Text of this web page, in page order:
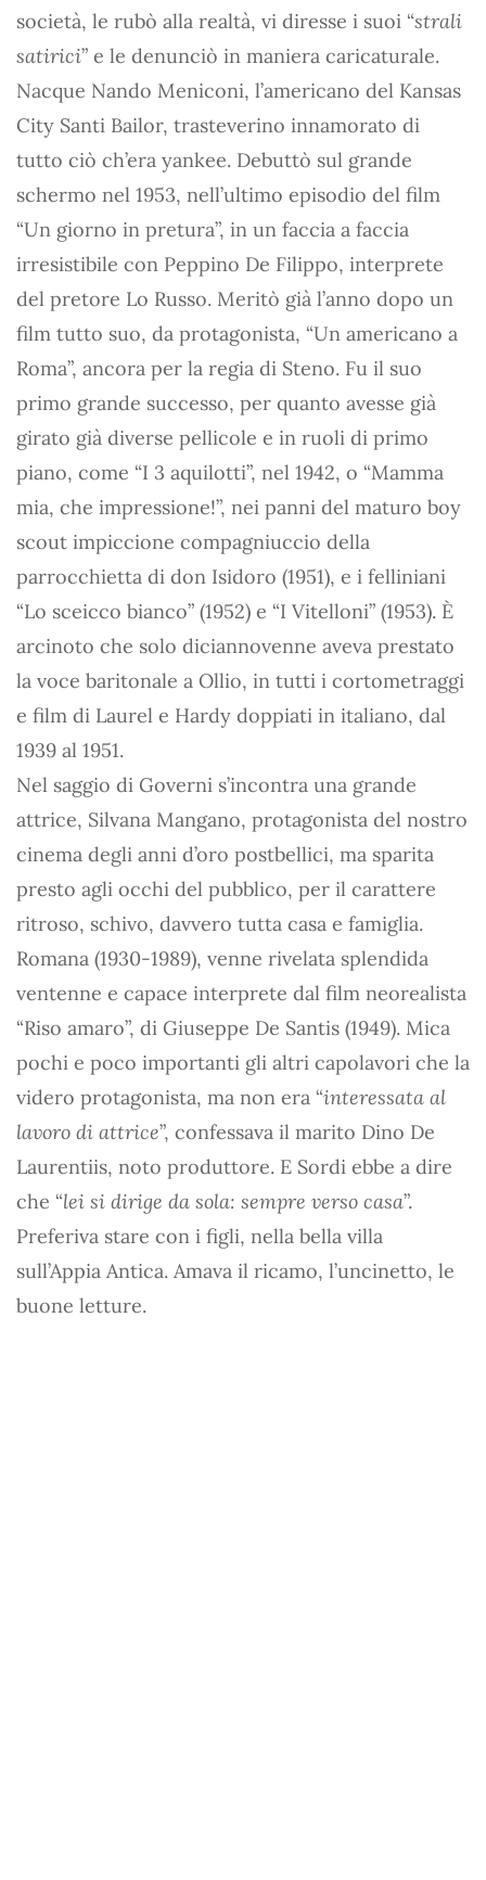
società, le rubò alla realtà, vi diresse i suoi “strali
satirici” e le denunciò in maniera caricaturale.
Nacque Nando Meniconi, l’americano del Kansas
City Santi Bailor, trasteverino innamorato di
tutto ciò ch’era yankee. Debuttò sul grande
schermo nel 1953, nell’ultimo episodio del film
“Un giorno in pretura”, in un faccia a faccia
irresistibile con Peppino De Filippo, interprete
del pretore Lo Russo. Meritò già l’anno dopo un
film tutto suo, da protagonista, “Un americano a
Roma”, ancora per la regia di Steno. Fu il suo
primo grande successo, per quanto avesse già
girato già diverse pellicole e in ruoli di primo
piano, come “I 3 aquilotti”, nel 1942, o “Mamma
mia, che impressione!”, nei panni del maturo boy
scout impiccione compagniuccio della
parrocchietta di don Isidoro (1951), e i felliniani
“Lo sceicco bianco” (1952) e “I Vitelloni” (1953). È
arcinoto che solo diciannovenne aveva prestato
la voce baritonale a Ollio, in tutti i cortometraggi
e film di Laurel e Hardy doppiati in italiano, dal
1939 al 1951.
Nel saggio di Governi s’incontra una grande
attrice, Silvana Mangano, protagonista del nostro
cinema degli anni d’oro postbellici, ma sparita
presto agli occhi del pubblico, per il carattere
ritroso, schivo, davvero tutta casa e famiglia.
Romana (1930-1989), venne rivelata splendida
ventenne e capace interprete dal film neorealista
“Riso amaro”, di Giuseppe De Santis (1949). Mica
pochi e poco importanti gli altri capolavori che la
videro protagonista, ma non era “interessata al
lavoro di attrice”, confessava il marito Dino De
Laurentiis, noto produttore. E Sordi ebbe a dire
che “lei si dirige da sola: sempre verso casa”.
Preferiva stare con i figli, nella bella villa
sull’Appia Antica. Amava il ricamo, l’uncinetto, le
buone letture.